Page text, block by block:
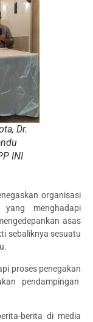
Dr.
INI
organisasi
menghadapi
asas
sebaliknya sesuatu
proses penegakan
pendampingan
berita di media